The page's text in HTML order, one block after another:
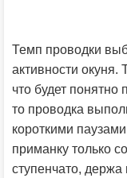
Темп проводки
активности окуня.
что будет
то проводка
короткими
приманку только
ступенчато, держа